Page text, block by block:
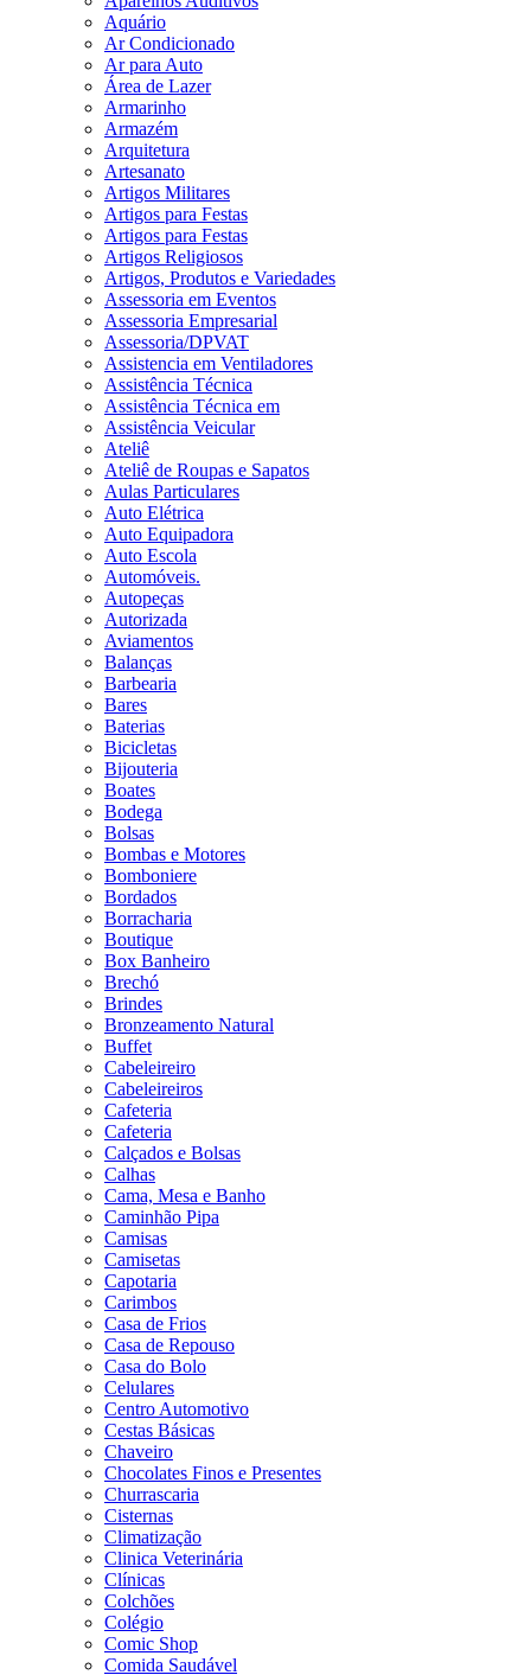
Aquário
Ar Condicionado
Ar para Auto
Área de Lazer
Armarinho
Armazém
Arquitetura
Artesanato
Artigos Militares
Artigos para Festas
Artigos para Festas
Artigos Religiosos
Artigos, Produtos e Variedades
Assessoria em Eventos
Assessoria Empresarial
Assessoria/DPVAT
Assistencia em Ventiladores
Assistência Técnica
Assistência Técnica em
Assistência Veicular
Ateliê
Ateliê de Roupas e Sapatos
Aulas Particulares
Auto Elétrica
Auto Equipadora
Auto Escola
Automóveis.
Autopeças
Autorizada
Aviamentos
Balanças
Barbearia
Bares
Baterias
Bicicletas
Bijouteria
Boates
Bodega
Bolsas
Bombas e Motores
Bomboniere
Bordados
Borracharia
Boutique
Box Banheiro
Brechó
Brindes
Bronzeamento Natural
Buffet
Cabeleireiro
Cabeleireiros
Cafeteria
Cafeteria
Calçados e Bolsas
Calhas
Cama, Mesa e Banho
Caminhão Pipa
Camisas
Camisetas
Capotaria
Carimbos
Casa de Frios
Casa de Repouso
Casa do Bolo
Celulares
Centro Automotivo
Cestas Básicas
Chaveiro
Chocolates Finos e Presentes
Churrascaria
Cisternas
Climatização
Clinica Veterinária
Clínicas
Colchões
Colégio
Comic Shop
Comida Saudável